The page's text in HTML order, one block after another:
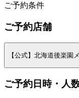
ご予約条件
ご予約店舗
【公式】北海道後楽
ご予約日時・人